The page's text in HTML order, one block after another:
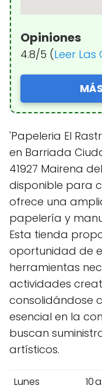
Opiniones
4.8/5 (Leer Las
'Papeleria El
en Barriada
41927 Mairena
disponible para
ofrece una
papelería y
Esta tienda
oportunidad de
herramientas
actividades
consolidándose
esencial en la
buscan
artísticos.
Lunes
10